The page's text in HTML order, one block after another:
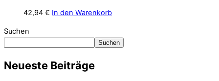
42,94 € In den Warenkorb
Suchen
Suchen
Neueste Beiträge